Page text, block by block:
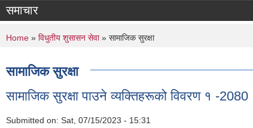
समाचार
You are here
Home » विधुतीय शुसासन सेवा» सामाजिक सुरक्षा
सामाजिक सुरक्षा
सामाजिक सुरक्षा पाउने व्यक्तिहरूको विवरण १ -2080
Submitted on: Sat, 07/15/2023 - 15:31